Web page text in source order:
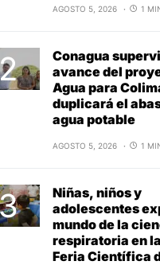
AGOSTO 5, 2026 1
Conagua
avance del
Agua para
duplicará el
agua potable
AGOSTO 5, 2026 1
Niñas, niños y
adolescentes
mundo de la
respiratoria en
Feria Científica